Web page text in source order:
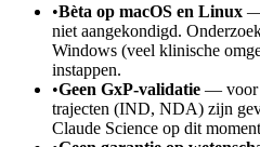
•Bèta op macOS en Linux —
niet aangekondigd.
Windows (veel klinische
instappen.
•Geen GxP-validatie — voor
trajecten (IND, NDA) zijn
Claude Science op dit